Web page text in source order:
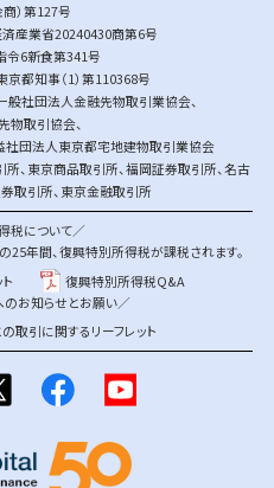
商）第127号
産業省20240430商第6号
令6新食第341号
都知事（1）第110368号
般社団法人金融先物取引業協会、
物取引協会、
社団法人東京都宅地建物取引業協会
所、 東京商品取引所、福岡証券取引所、名古
取引所、 東京金融取引所
税について／
年間、復興特別所得税が課税されます。
復興特別所得税Q&A
お知らせとお願い／
取引に関するリーフレット